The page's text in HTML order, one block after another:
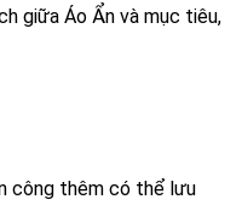
giữa Áo Ẩn và mục tiêu,
công thêm có thể lưu